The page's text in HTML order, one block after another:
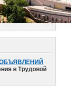
в Трудовой